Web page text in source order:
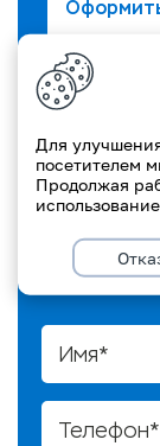
является
Получите
кредита
Для
посетителем
Продолжая